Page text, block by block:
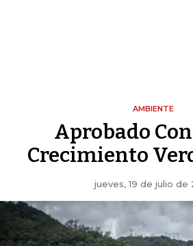
AMBIENTE
Aprobado
Crecimiento
jueves, 19 de julio de